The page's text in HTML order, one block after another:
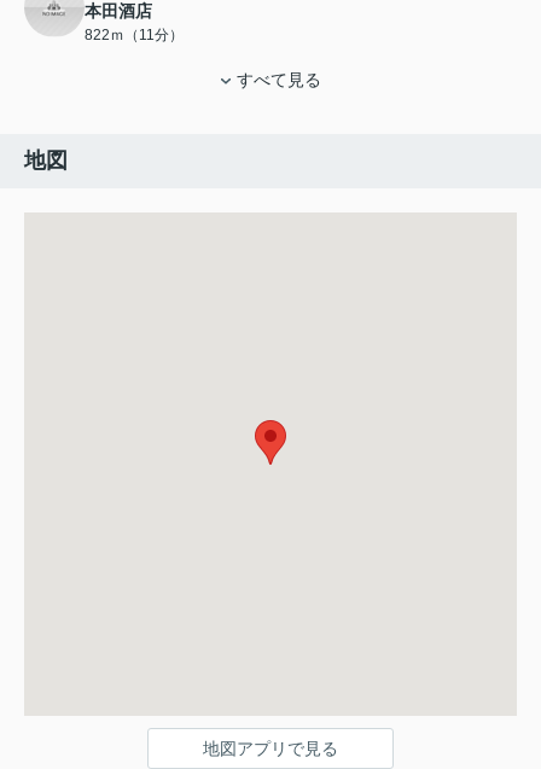
本田酒店
822ｍ（11分）
すべて見る
地図
地図アプリで見る